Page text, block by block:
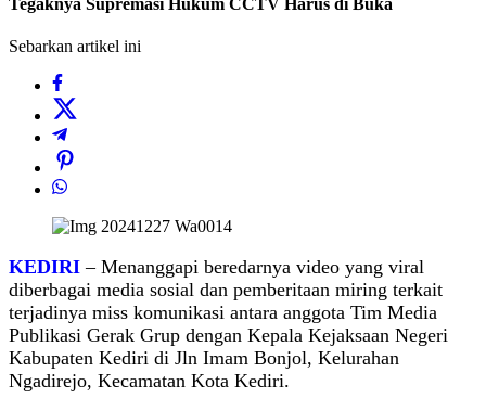
Tegaknya Supremasi Hukum CCTV Harus di Buka
Sebarkan artikel ini
KEDIRI – Menanggapi beredarnya video yang viral
diberbagai media sosial dan pemberitaan miring terkait
terjadinya miss komunikasi antara anggota Tim Media
Publikasi Gerak Grup dengan Kepala Kejaksaan Negeri
Kabupaten Kediri di Jln Imam Bonjol, Kelurahan
Ngadirejo, Kecamatan Kota Kediri.